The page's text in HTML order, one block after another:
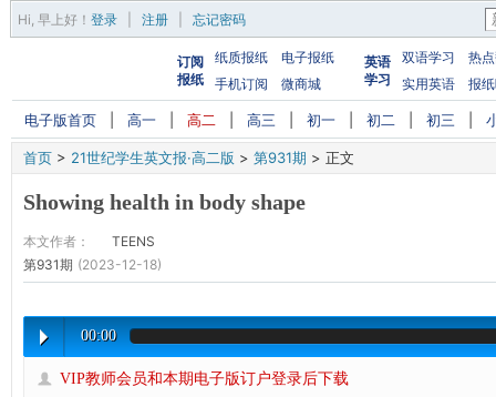
Hi, 早上好 ！ 登录 注册 忘记密码
订阅
报纸
纸质报纸
电子报纸
手机订阅
微商城
英语
学习
双语学习
热
实用英语
报
电子版首页 高一 高二 高三 初一 初二 初三
首页 > 21世纪学生英文报·高二版 > 第931期 > 正文
Showing health in body shape
本文作者：
TEENS
第931期 (2023-12-18)
00:00
VIP教师会员和本期电子版订户登录后下载